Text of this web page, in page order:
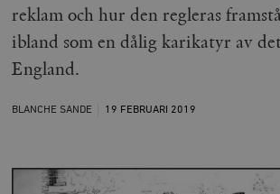
reklam och hur den regleras
ibland som en dålig karikatyr av
England.
BLANCHE SANDE 19 FEBRUARI 2019